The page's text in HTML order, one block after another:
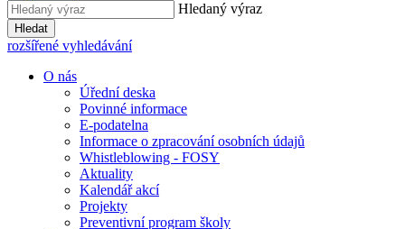
Hledaný výraz
Hledat
rozšířené vyhledávání
O nás
Úřední deska
Povinné informace
E-podatelna
Informace o zpracování osobních údajů
Whistleblowing - FOSY
Aktuality
Kalendář akcí
Projekty
Preventivní program školy